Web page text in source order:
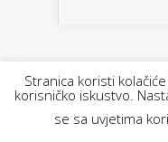
Designed by
Stranica koristi
korisničko iskustvo.
se sa uvjetima